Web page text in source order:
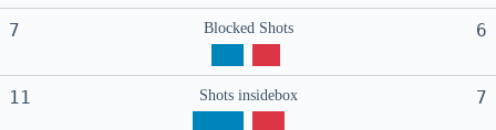
7 Blocked Shots 6
11 Shots insidebox 7